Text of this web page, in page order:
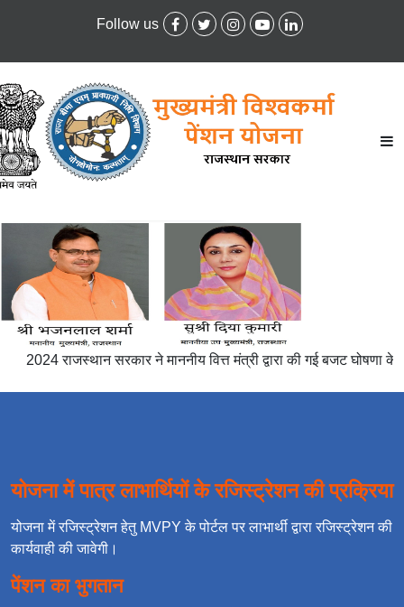
Follow us
2024 राजस्थान सरकार ने माननीय वित्त मंत्री द्वारा की गई बजट
योजना में पात्र लाभार्थियों के रजिस्ट्रेशन की प्रक्रिया
योजना में रजिस्ट्रेशन हेतु MVPY के पोर्टल पर लाभार्थी द्वारा रजिस्ट्रेशन की
कार्यवाही की जावेगी।
पेंशन का भुगतान